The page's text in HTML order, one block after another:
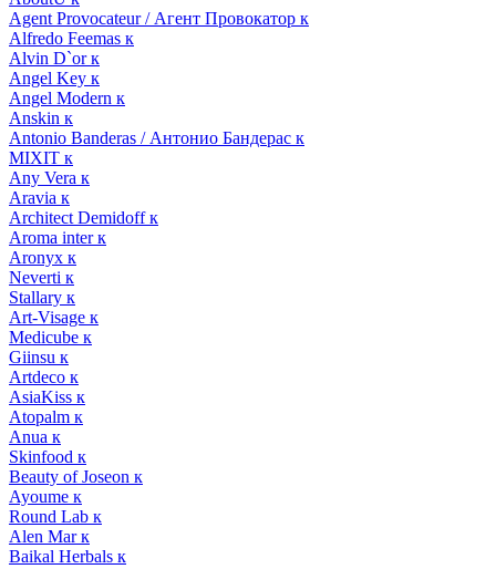
Agent Provocateur / Агент Провокатор к
Alfredo Feemas к
Alvin D`or к
Angel Key к
Angel Modern к
Anskin к
Antonio Banderas / Антонио Бандерас к
MIXIT к
Any Vera к
Aravia к
Architect Demidoff к
Aroma inter к
Aronyx к
Neverti к
Stallary к
Art-Visage к
Medicube к
Giinsu к
Artdeco к
AsiaKiss к
Atopalm к
Anua к
Skinfood к
Beauty of Joseon к
Ayoume к
Round Lab к
Alen Mar к
Baikal Herbals к